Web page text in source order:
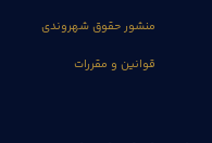
منشور حقوق شهروندی
قوانین و مقررات